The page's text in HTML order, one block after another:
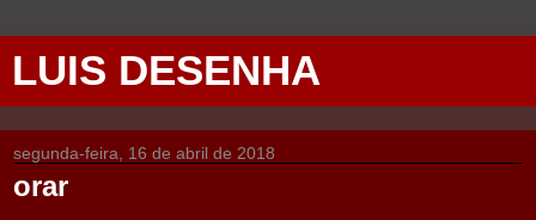
LUIS DESENHA
segunda-feira, 16 de abril de 2018
orar